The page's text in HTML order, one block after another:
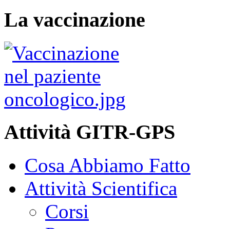
La vaccinazione
Attività GITR-GPS
Cosa Abbiamo Fatto
Attività Scientifica
Corsi